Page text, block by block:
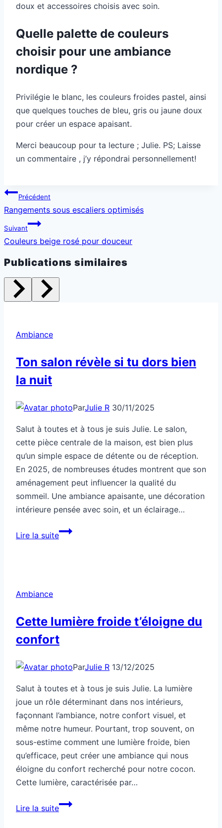
doux et accessoires choisis avec soin.
Quelle palette de couleurs
choisir pour une ambiance
nordique ?
Privilégie le blanc, les couleurs froides pastel, ainsi
que quelques touches de bleu, gris ou jaune doux
pour créer un espace apaisant.
Merci beaucoup pour ta lecture ; Julie. PS; Laisse
un commentaire , j’y répondrai personnellement!
Navigation
de
l’article
Précédent
Rangements sous escaliers optimisés
Suivant
Couleurs beige rosé pour douceur
Publications similaires
Ambiance
Ton salon révèle si tu dors bien
la nuit
ParJulie R 30/11/2025
Salut à toutes et à tous je suis Julie. Le salon,
cette pièce centrale de la maison, est bien plus
qu’un simple espace de détente ou de réception.
En 2025, de nombreuses études montrent que son
aménagement peut influencer la qualité du
sommeil. Une ambiance apaisante, une décoration
intérieure pensée avec soin, et un éclairage…
Lire la suiteTon
la
nuit
Ambiance
Cette lumière froide t’éloigne du
confort
ParJulie R 13/12/2025
Salut à toutes et à tous je suis Julie. La lumière
joue un rôle déterminant dans nos intérieurs,
façonnant l’ambiance, notre confort visuel, et
même notre humeur. Pourtant, trop souvent, on
sous-estime comment une lumière froide, bien
qu’efficace, peut créer une ambiance qui nous
éloigne du confort recherché pour notre cocon.
Cette lumière, caractérisée par…
Lire la suiteCette